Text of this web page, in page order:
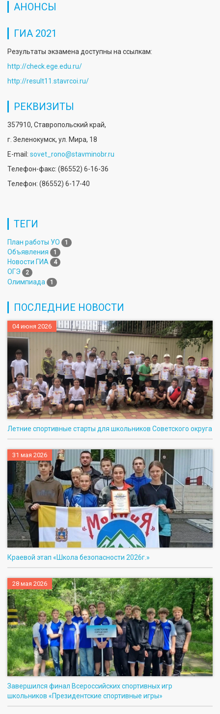
АНОНСЫ
ГИА 2021
Результаты экзамена доступны на ссылкам:
http://check.ege.edu.ru/
http://result11.stavrcoi.ru/
РЕКВИЗИТЫ
357910, Ставропольский край,
г. Зеленокумск, ул. Мира, 18
E-mail: sovet_rono@stavminobr.ru
Телефон-факс: (86552) 6-16-36
Телефон: (86552) 6-17-40
ТЕГИ
План работы УО 1
Объявления 1
Новости ГИА 4
ОГЭ 2
Олимпиада 1
ПОСЛЕДНИЕ НОВОСТИ
04 июня 2026
Летние спортивные старты для школьников Советского округа
31 мая 2026
Краевой этап «Школа безопасности 2026г.»
28 мая 2026
Завершился финал Всероссийских спортивных игр
школьников «Президентские спортивные игры»